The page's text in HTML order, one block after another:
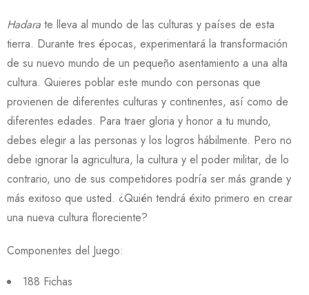
Hadara te lleva al mundo de las culturas y países de esta
tierra. Durante tres épocas, experimentará la transformación
de su nuevo mundo de un pequeño asentamiento a una alta
cultura. Quieres poblar este mundo con personas que
provienen de diferentes culturas y continentes, así como de
diferentes edades. Para traer gloria y honor a tu mundo,
debes elegir a las personas y los logros hábilmente. Pero no
debe ignorar la agricultura, la cultura y el poder militar, de lo
contrario, uno de sus competidores podría ser más grande y
más exitoso que usted. ¿Quién tendrá éxito primero en crear
una nueva cultura floreciente?
Componentes del Juego:
188 Fichas